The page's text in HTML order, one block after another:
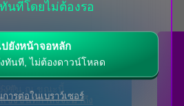
ข่งขัน ณ ขณะนี้
ข่งขันที่กำลังจะมาถึง
นทีโดยไม่ต้องรอ
ปยังหน้าจอหลัก
งทันที, ไม่ต้องดาวน์โหลด
การต่อในเบราว์เซอร์